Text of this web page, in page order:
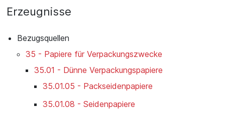
Erzeugnisse
Bezugsquellen
35 - Papiere für Verpackungszwecke
35.01 - Dünne Verpackungspapiere
35.01.05 - Packseidenpapiere
35.01.08 - Seidenpapiere